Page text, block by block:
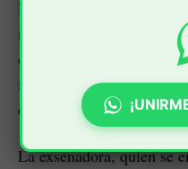
Los interesados pueden
medio de ofertas
dinero se debe depositar,
fue la mejor oferta y
quedará con cada objeto.
La exsenadora, quien se